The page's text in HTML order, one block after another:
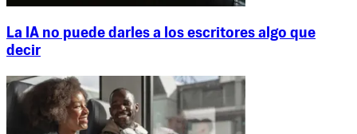
La IA no puede darles a los escritores algo que
decir